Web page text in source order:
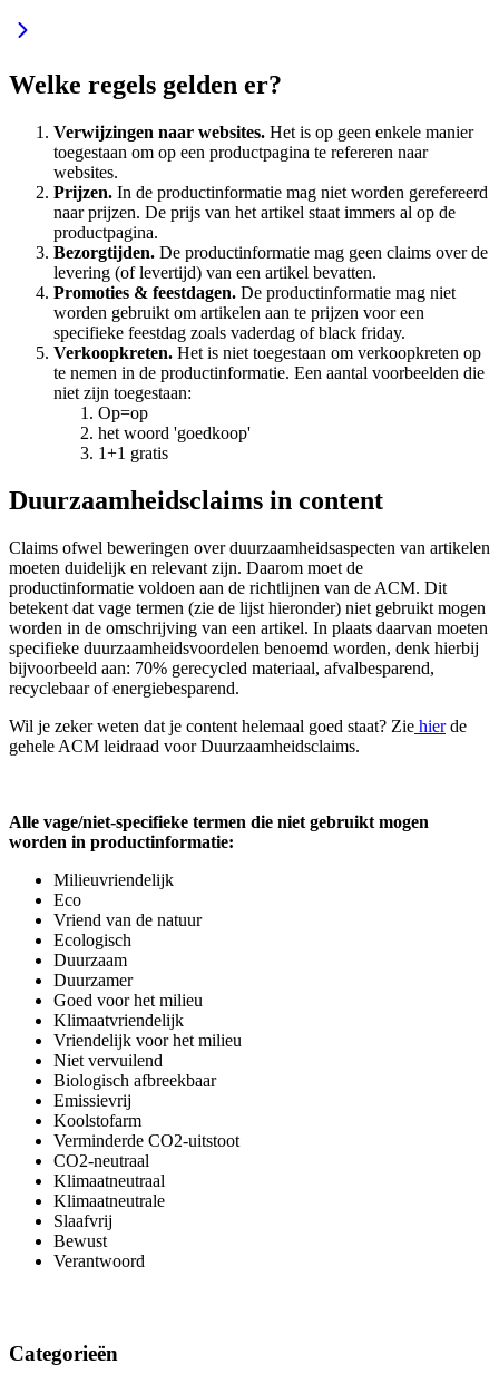
Welke regels gelden er?
Verwijzingen naar websites. Het is op geen enkele manier
toegestaan om op een productpagina te refereren naar
websites.
Prijzen. In de productinformatie mag niet worden gerefereerd
naar prijzen. De prijs van het artikel staat immers al op de
productpagina.
Bezorgtijden. De productinformatie mag geen claims over de
levering (of levertijd) van een artikel bevatten.
Promoties & feestdagen. De productinformatie mag niet
worden gebruikt om artikelen aan te prijzen voor een
specifieke feestdag zoals vaderdag of black friday.
Verkoopkreten. Het is niet toegestaan om verkoopkreten op
te nemen in de productinformatie. Een aantal voorbeelden die
niet zijn toegestaan:
Op=op
het woord 'goedkoop'
1+1 gratis
Duurzaamheidsclaims in content
Claims ofwel beweringen over duurzaamheidsaspecten van artikelen
moeten duidelijk en relevant zijn. Daarom moet de
productinformatie voldoen aan de richtlijnen van de ACM. Dit
betekent dat vage termen (zie de lijst hieronder) niet gebruikt mogen
worden in de omschrijving van een artikel. In plaats daarvan moeten
specifieke duurzaamheidsvoordelen benoemd worden, denk hierbij
bijvoorbeeld aan: 70% gerecycled materiaal, afvalbesparend,
recyclebaar of energiebesparend.
Wil je zeker weten dat je content helemaal goed staat? Zie hierde
gehele ACM leidraad voor Duurzaamheidsclaims.
Alle vage/niet-specifieke termen die niet gebruikt mogen
worden in productinformatie:
Milieuvriendelijk
Eco
Vriend van de natuur
Ecologisch
Duurzaam
Duurzamer
Goed voor het milieu
Klimaatvriendelijk
Vriendelijk voor het milieu
Niet vervuilend
Biologisch afbreekbaar
Emissievrij
Koolstofarm
Verminderde CO2-uitstoot
CO2-neutraal
Klimaatneutraal
Klimaatneutrale
Slaafvrij
Bewust
Verantwoord
Categorieën